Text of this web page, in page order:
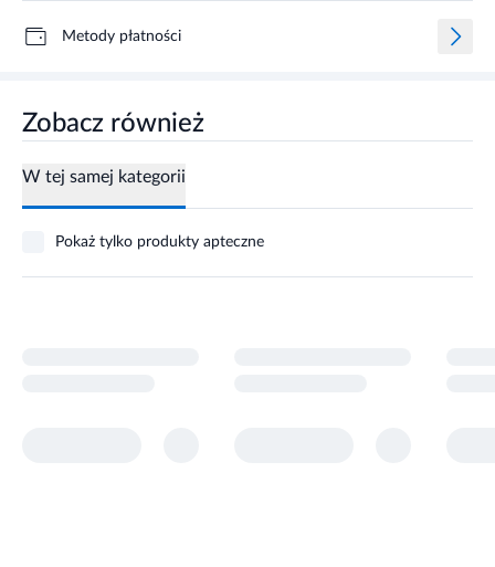
Metody płatności
Zobacz również
W tej samej kategorii
Pokaż tylko produkty apteczne